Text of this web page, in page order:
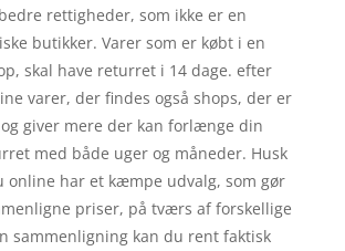
rettigheder, som ikke er en
butikker. Varer som er købt i en
skal have returret i 14 dage. efter
varer, der findes også shops, der er
giver mere der kan forlænge din
med både uger og måneder. Husk
online har et kæmpe udvalg, som gør
priser, på tværs af forskellige
sammenligning kan du rent faktisk